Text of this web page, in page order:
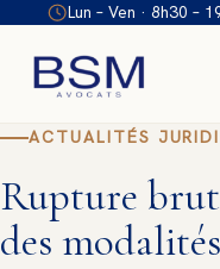
contenu
Lun – Ven · 8h30 –
ACTUALITÉS
Rupture
des